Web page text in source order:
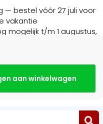
— bestel vóór 27 juli voor
vakantie
mogelijk t/m 1 augustus,
aan winkelwagen